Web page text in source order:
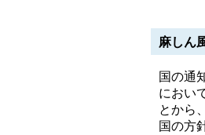
麻しん
国の通
におい
とから
国の方